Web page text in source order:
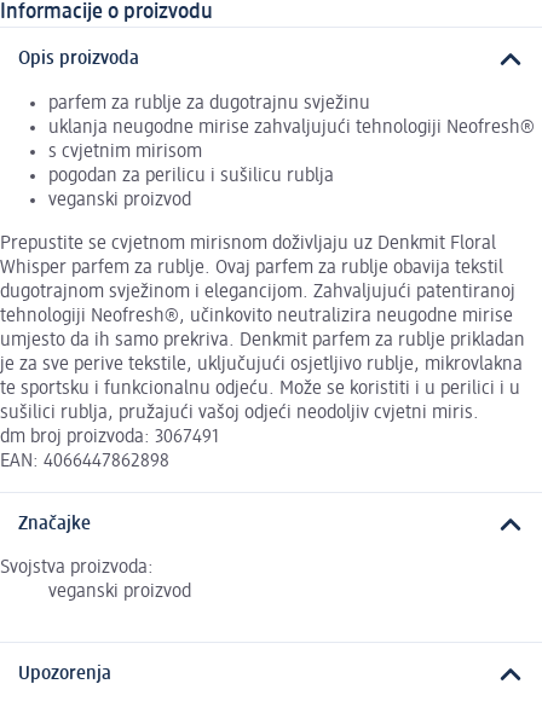
Informacije o proizvodu
Opis proizvoda
parfem za rublje za dugotrajnu svježinu
uklanja neugodne mirise zahvaljujući tehnologiji Neofresh®
s cvjetnim mirisom
pogodan za perilicu i sušilicu rublja
veganski proizvod
Prepustite se cvjetnom mirisnom doživljaju uz Denkmit Floral
Whisper parfem za rublje. Ovaj parfem za rublje obavija tekstil
dugotrajnom svježinom i elegancijom. Zahvaljujući patentiranoj
tehnologiji Neofresh®, učinkovito neutralizira neugodne mirise
umjesto da ih samo prekriva. Denkmit parfem za rublje prikladan
je za sve perive tekstile, uključujući osjetljivo rublje, mikrovlakna
te sportsku i funkcionalnu odjeću. Može se koristiti i u perilici i u
sušilici rublja, pružajući vašoj odjeći neodoljiv cvjetni miris.
dm broj proizvoda: 3067491
EAN: 4066447862898
Značajke
Svojstva proizvoda:
veganski proizvod
Upozorenja